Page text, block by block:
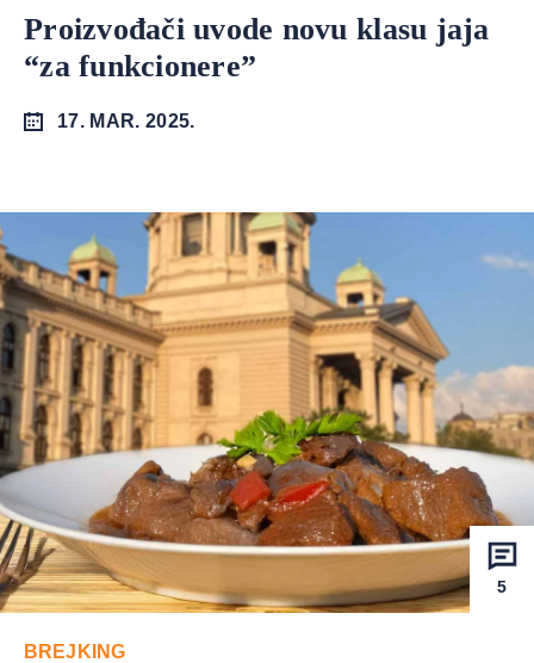
Proizvođači uvode novu klasu jaja
“za funkcionere”
17. MAR. 2025.
5
BREJKING